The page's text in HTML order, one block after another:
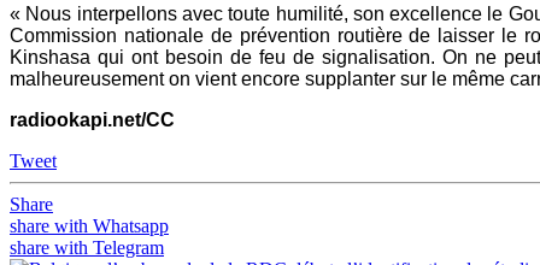
« Nous interpellons avec toute humilité, son excellence le
Commission nationale de prévention routière de laisser le
Kinshasa qui ont besoin de feu de signalisation. On ne
malheureusement on vient encore supplanter sur le même
radiookapi.net/CC
Tweet
Share
share with Whatsapp
share with Telegram